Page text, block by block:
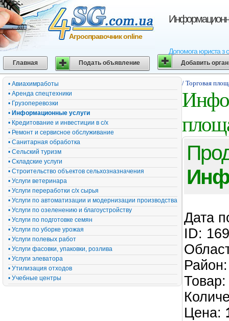
Допомога юриста з
Агросправочник online
Главная Подать объявление Добавить
• Авиахимработы
• Аренда спецтехники
• Грузоперевозки
• Информационные услуги
• Кредитование и инвестиции в с/х
• Ремонт и сервисное обслуживание
• Санитарная обработка
• Сельский туризм
• Складские услуги
• Строительство объектов сельхозназначения
• Услуги ветеринара
• Услуги переработки с/х сырья
• Услуги по автоматизации и модернизации производства
• Услуги по озеленению и благоустройству
• Услуги по подготовке семян
• Услуги по уборке урожая
• Услуги полевых работ
• Услуги фасовки, упаковки, розлива
• Услуги элеватора
• Утилизация отходов
• Учебные центры
/ Торговая
Дата
ID:
Цена: